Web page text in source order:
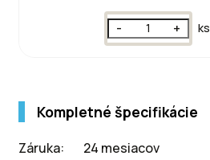
- + ks
Kompletné špecifikácie
Záruka:
24 mesiacov